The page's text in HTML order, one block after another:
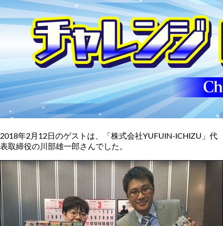
2018年2月12日のゲストは、「株式会社YUFUIN-ICHIZU」代
表取締役の川部雄一郎さんでした。